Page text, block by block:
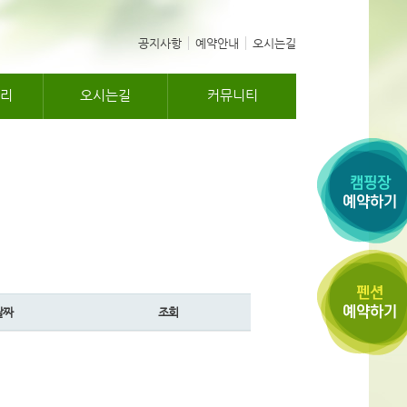
공지사항 예약안내 오시는길
오시는길 커뮤니티
짜 조회